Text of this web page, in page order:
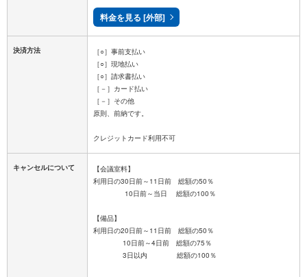
料金を見る [外部]
決済方法
［○］事前支払い
［○］現地払い
［○］請求書払い
［－］カード払い
［－］その他
原則、前納です。
キャンセルについて
【会議室料】
利用日の30日前～11日前 総額の50％
10日前～当日 総額の100％
【備品】
利用日の20日前～11日前 総額の50％
10日前～4日前 総額の75％
3日以内 総額の100％